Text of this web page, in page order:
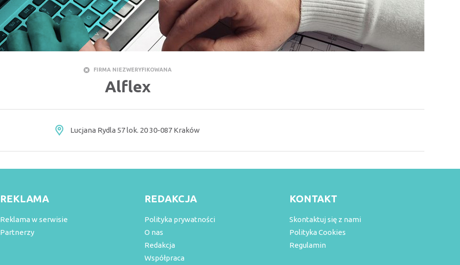
FIRMA NIEZWERYFIKOWANA
Alflex
Lucjana Rydla 57 lok. 20 30-087 Kraków
REKLAMA
Reklama w serwisie
Partnerzy
REDAKCJA
Polityka prywatności
O nas
Redakcja
Współpraca
KONTAKT
Skontaktuj się z nami
Polityka Cookies
Regulamin